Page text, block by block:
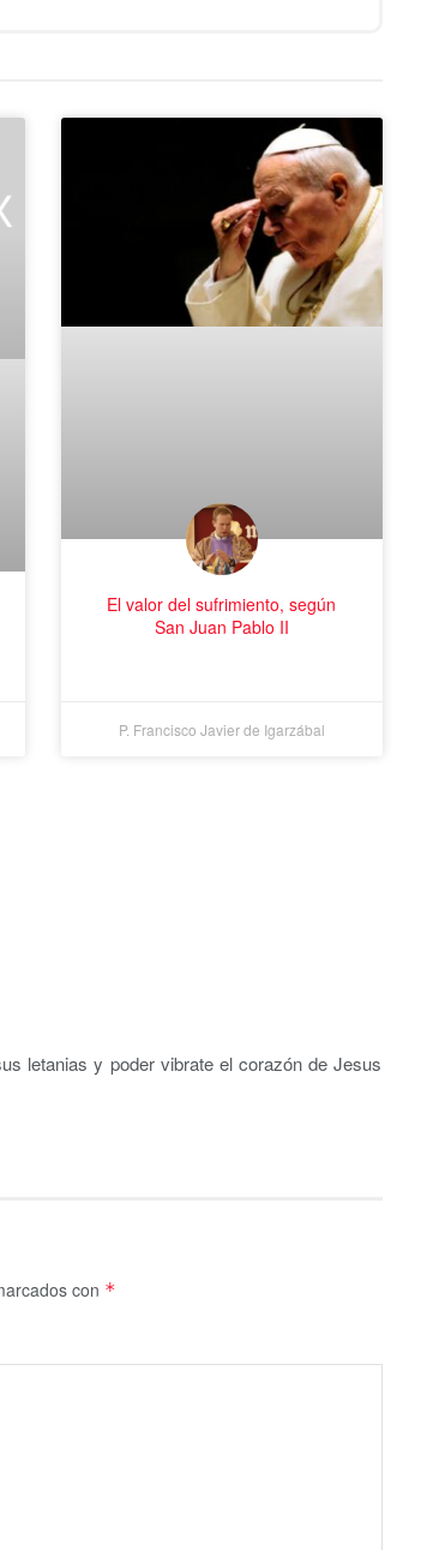
El valor del sufrimiento, según
San Juan Pablo II
P. Francisco Javier de Igarzábal
letanias y poder vibrate el corazón de Jesus
con *